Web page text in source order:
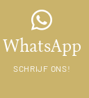
WhatsApp
SCHRIJF ONS!